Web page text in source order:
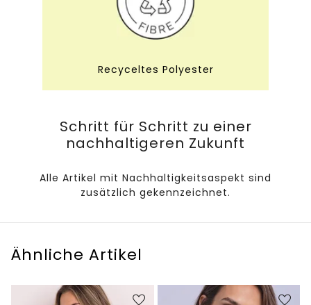
Recyceltes Polyester
Schritt für Schritt zu einer
nachhaltigeren Zukunft
Alle Artikel mit Nachhaltigkeitsaspekt sind
zusätzlich gekennzeichnet.
Ähnliche Artikel